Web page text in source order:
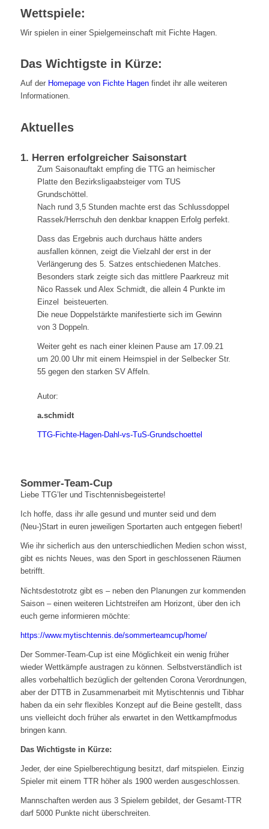
Wettspiele:
Wir spielen in einer Spielgemeinschaft mit Fichte Hagen.
Das Wichtigste in Kürze:
Auf der Homepage von Fichte Hagenfindet ihr alle weiteren
Informationen.
Aktuelles
1. Herren erfolgreicher Saisonstart
Zum Saisonauftakt empfing die TTG an heimischer
Platte den Bezirksligaabsteiger vom TUS
Grundschöttel.
Nach rund 3,5 Stunden machte erst das Schlussdoppel
Rassek/Herrschuh den denkbar knappen Erfolg perfekt.
Dass das Ergebnis auch durchaus hätte anders
ausfallen können, zeigt die Vielzahl der erst in der
Verlängerung des 5. Satzes entschiedenen Matches.
Besonders stark zeigte sich das mittlere Paarkreuz mit
Nico Rassek und Alex Schmidt, die allein 4 Punkte im
Einzel beisteuerten.
Die neue Doppelstärkte manifestierte sich im Gewinn
von 3 Doppeln.
Weiter geht es nach einer kleinen Pause am 17.09.21
um 20.00 Uhr mit einem Heimspiel in der Selbecker Str.
55 gegen den starken SV Affeln.
Autor:
a.schmidt
TTG-Fichte-Hagen-Dahl-vs-TuS-Grundschoettel
Sommer-Team-Cup
Liebe TTG’ler und Tischtennisbegeisterte!
Ich hoffe, dass ihr alle gesund und munter seid und dem
(Neu-)Start in euren jeweiligen Sportarten auch entgegen fiebert!
Wie ihr sicherlich aus den unterschiedlichen Medien schon wisst,
gibt es nichts Neues, was den Sport in geschlossenen Räumen
betrifft.
Nichtsdestotrotz gibt es – neben den Planungen zur kommenden
Saison – einen weiteren Lichtstreifen am Horizont, über den ich
euch gerne informieren möchte:
https://www.mytischtennis.de/sommerteamcup/home/
Der Sommer-Team-Cup ist eine Möglichkeit ein wenig früher
wieder Wettkämpfe austragen zu können. Selbstverständlich ist
alles vorbehaltlich bezüglich der geltenden Corona Verordnungen,
aber der DTTB in Zusammenarbeit mit Mytischtennis und Tibhar
haben da ein sehr flexibles Konzept auf die Beine gestellt, dass
uns vielleicht doch früher als erwartet in den Wettkampfmodus
bringen kann.
Das Wichtigste in Kürze:
Jeder, der eine Spielberechtigung besitzt, darf mitspielen. Einzig
Spieler mit einem TTR höher als 1900 werden ausgeschlossen.
Mannschaften werden aus 3 Spielern gebildet, der Gesamt-TTR
darf 5000 Punkte nicht überschreiten.